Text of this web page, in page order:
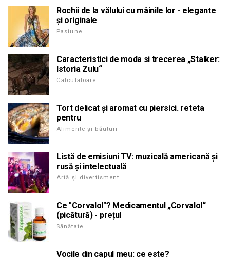
Rochii de la vălului cu mâinile lor - elegante
și originale
Pasiune
Caracteristici de moda si trecerea „Stalker:
Istoria Zulu“
Calculatoare
Tort delicat și aromat cu piersici. reteta
pentru
Alimente și băuturi
Listă de emisiuni TV: muzicală americană și
rusă și intelectuală
Artă și divertisment
Ce "Corvalol"? Medicamentul „Corvalol“
(picătură) - prețul
Sănătate
Vocile din capul meu: ce este?